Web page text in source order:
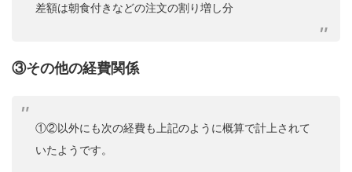
差額は朝食付きなどの注文の割り増し分
③その他の経費関係
①②以外にも次の経費も上記のように概算で計上されて
いたようです。